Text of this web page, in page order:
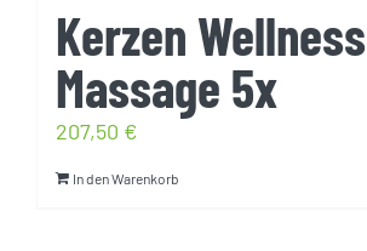
Kerzen Wellness
Massage 5x
207,50 €
In den Warenkorb